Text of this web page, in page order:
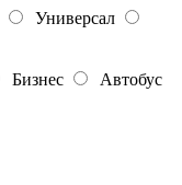
Универсал
Бизнес Автобус